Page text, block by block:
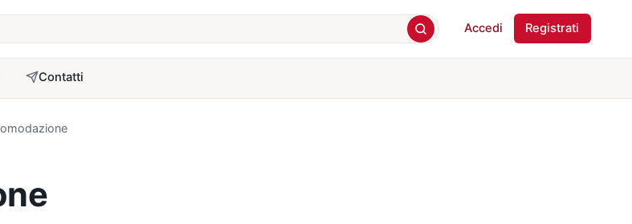
Accedi Registrati
Contatti